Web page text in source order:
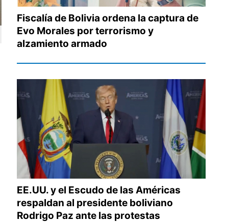
Fiscalía de Bolivia ordena la captura de
Evo Morales por terrorismo y
alzamiento armado
EE.UU. y el Escudo de las Américas
respaldan al presidente boliviano
Rodrigo Paz ante las protestas